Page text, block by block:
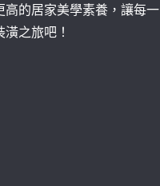
的居家美學素養，讓每一
之旅吧！